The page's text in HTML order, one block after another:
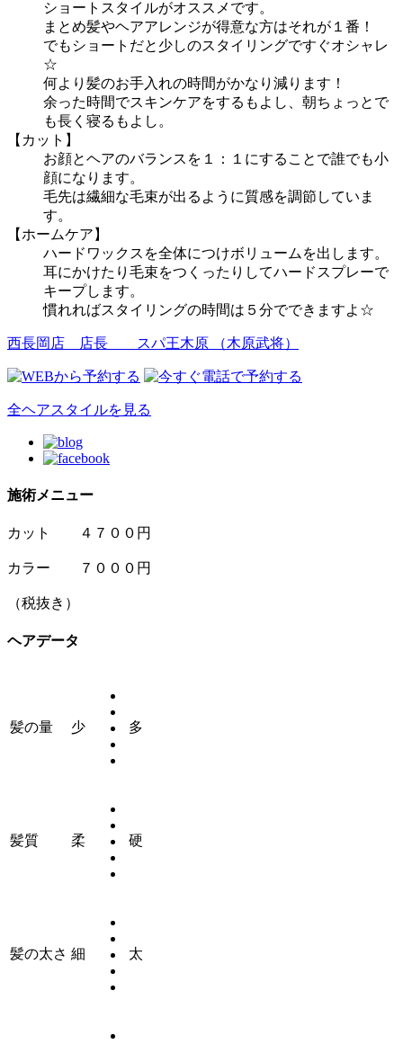
ショートスタイルがオススメです。
まとめ髪やヘアアレンジが得意な方はそれが１番！
でもショートだと少しのスタイリングですぐオシャレ
☆
何より髪のお手入れの時間がかなり減ります！
余った時間でスキンケアをするもよし、朝ちょっとで
も長く寝るもよし。
【カット】
お顔とヘアのバランスを１：１にすることで誰でも小
顔になります。
毛先は繊細な毛束が出るように質感を調節していま
す。
【ホームケア】
ハードワックスを全体につけボリュームを出します。
耳にかけたり毛束をつくったりしてハードスプレーで
キープします。
慣れればスタイリングの時間は５分でできますよ☆
西長岡店 店長 スパ王木原 （木原武将）
全ヘアスタイルを見る
施術メニュー
カット ４７００円
カラー ７０００円
（税抜き）
ヘアデータ
髪の量 少 多
髪質 柔 硬
髪の太さ 細 太